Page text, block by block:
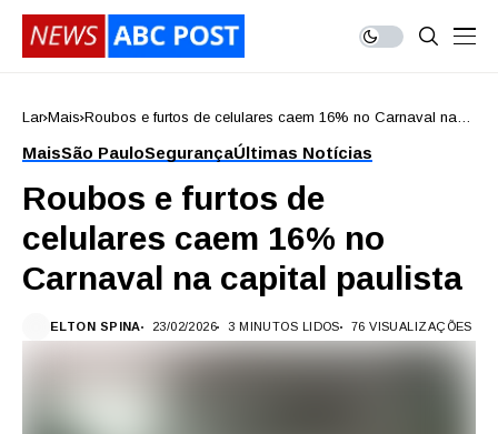
Lar Mais Roubos e furtos de celulares caem 16% no Carnaval na
MaisSão PauloSegurançaÚltimas Notícias
Roubos e furtos de
celulares caem 16% no
Carnaval na capital paulista
ELTON SPINA 23/02/2026 3 MINUTOS LIDOS 76 VISUALIZAÇÕES